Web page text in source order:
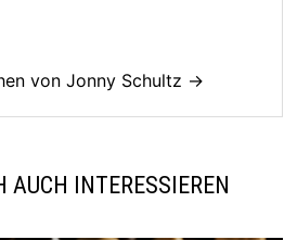
von Jonny Schultz →
AUCH INTERESSIEREN